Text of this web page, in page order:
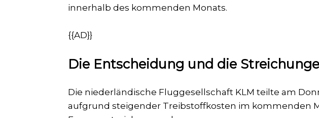
innerhalb des kommenden Monats.
{{AD}}
Die Entscheidung und die
Die niederländische Fluggesellschaft KLM teilte am
aufgrund steigender Treibstoffkosten im kommenden